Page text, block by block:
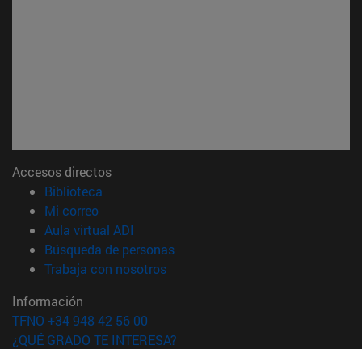
Accesos directos
Biblioteca
Mi correo(abre en nueva ventana)
Aula virtual ADI
Búsqueda de personas(abre en nueva ventana)
Trabaja con nosotros(abre en nueva ventana)
Información
TFNO +34 948 42 56 00
¿QUÉ GRADO TE INTERESA?